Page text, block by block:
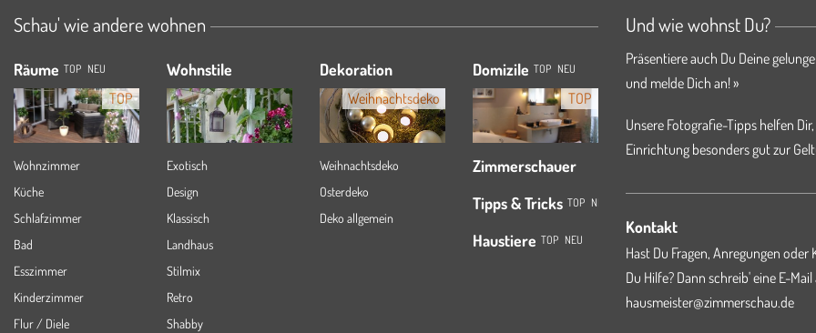
Schau' wie andere wohnen
Räume TOP NEU
TOP
Wohnzimmer
Küche
Schlafzimmer
Bad
Esszimmer
Kinderzimmer
Flur / Diele
Wohnstile
Exotisch
Design
Klassisch
Landhaus
Stilmix
Retro
Shabby
Dekoration
Weihnachtsdeko
Weihnachtsdeko
Osterdeko
Deko allgemein
Domizile TOP NEU
TOP
Zimmerschauer
Tipps & Tricks TOP NEU
Haustiere TOP NEU
Und wie wohnst Du?
Präsentiere auch Du Deine
und melde Dich an! »
Unsere Fotografie-Tipps helfen
Einrichtung besonders gut zur
Kontakt
Hast Du Fragen, Anregungen oder
Du Hilfe? Dann schreib' eine E-Mail
hausmeister@zimmerschau.de